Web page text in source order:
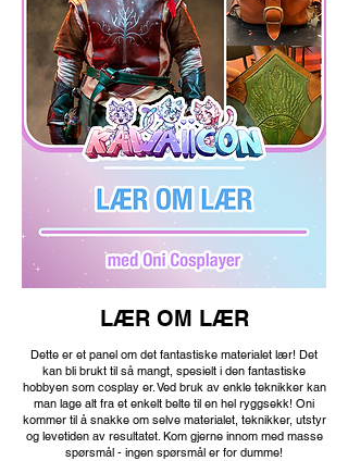
LÆR OM LÆR
Dette er et panel om det fantastiske materialet lær! Det
kan bli brukt til så mangt, spesielt i den fantastiske
hobbyen som cosplay er. Ved bruk av enkle teknikker kan
man lage alt fra et enkelt belte til en hel ryggsekk! Oni
kommer til å snakke om selve materialet, teknikker, utstyr
og levetiden av resultatet. Kom gjerne innom med masse
spørsmål - ingen spørsmål er for dumme!